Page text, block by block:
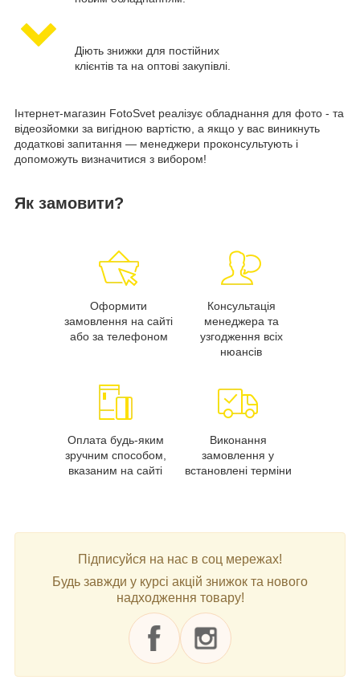
Діють знижки для постійних
клієнтів та на оптові закупівлі.
Інтернет-магазин FotoSvet реалізує обладнання для фото - та
відеозйомки за вигідною вартістю, а якщо у вас виникнуть
додаткові запитання — менеджери проконсультують і
допоможуть визначитися з вибором!
Як замовити?
Оформити
замовлення на сайті
або за телефоном
Консультація
менеджера та
узгодження всіх
нюансів
Оплата будь-яким
зручним способом,
вказаним на сайті
Виконання
замовлення у
встановлені терміни
Підписуйся на нас в соц мережах!
Будь завжди у курсі акцій знижок та нового
надходження товару!